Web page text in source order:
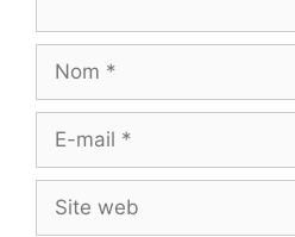
mail
web